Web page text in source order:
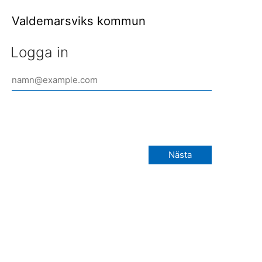
Valdemarsviks kommun
Logga in
Nästa